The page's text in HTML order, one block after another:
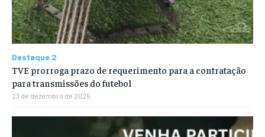
Destaque 2
TVE prorroga prazo de requerimento para a contratação
para transmissões do futebol
23 de dezembro de 2025